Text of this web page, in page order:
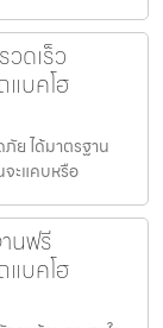
ดเร็ว
บคโฮ
ย ได้มาตรฐาน
จะแคบหรือ
นฟรี
บคโฮ